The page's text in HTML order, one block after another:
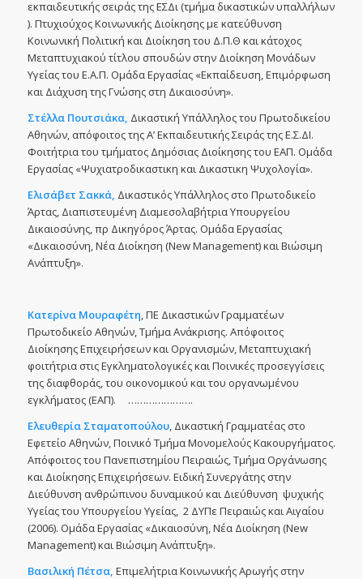
εκπαιδευτικής σειράς της ΕΣΔι (τμήμα δικαστικών υπαλλήλων
). Πτυχιούχος Κοινωνικής Διοίκησης με κατεύθυνση
Κοινωνική Πολιτική και Διοίκηση του Δ.Π.Θ και κάτοχος
Μεταπτυχιακού τίτλου σπουδών στην Διοίκηση Μονάδων
Υγείας του Ε.Α.Π. Ομάδα Εργασίας «Εκπαίδευση, Επιμόρφωση
και Διάχυση της Γνώσης στη Δικαιοσύνη».
Στέλλα Πουτσιάκα, Δικαστική Υπάλληλος του Πρωτοδικείου
Αθηνών, απόφοιτος της Α’ Εκπαιδευτικής Σειράς της Ε.Σ.ΔΙ.
Φοιτήτρια του τμήματος Δημόσιας Διοίκησης του ΕΑΠ. Ομάδα
Εργασίας «Ψυχιατροδικαστικη και Δικαστικη Ψυχολογία».
Ελισάβετ Σακκά, Δικαστικός Υπάλληλος στο Πρωτοδικείο
Άρτας, Διαπιστευμένη Διαμεσολαβήτρια Υπουργείου
Δικαιοσύνης, πρ Δικηγόρος Άρτας. Ομάδα Εργασίας
«Δικαιοσύνη, Νέα Διοίκηση (New Management) και Βιώσιμη
Ανάπτυξη».
Κατερίνα Μουραφέτη , ΠΕ Δικαστικών Γραμματέων
Πρωτοδικείο Αθηνών, Τμήμα Ανάκρισης. Απόφοιτος
Διοίκησης Επιχειρήσεων και Οργανισμών, Μεταπτυχιακή
φοιτήτρια στις Εγκληματολογικές και Ποινικές προσεγγίσεις
της διαφθοράς, του οικονομικού και του οργανωμένου
εγκλήματος (ΕΑΠ). ………………….
Ελευθερία Σταματοπούλου, Δικαστική Γραμματέας στο
Εφετείο Αθηνών, Ποινικό Τμήμα Μονομελούς Κακουργήματος.
Απόφοιτος του Πανεπιστημίου Πειραιώς, Τμήμα Οργάνωσης
και Διοίκησης Επιχειρήσεων. Ειδική Συνεργάτης στην
Διεύθυνση ανθρώπινου δυναμικού και Διεύθυνση ψυχικής
Υγείας του Υπουργείου Υγείας, 2 ΔΥΠε Πειραιώς και Αιγαίου
(2006). Ομάδα Εργασίας «Δικαιοσύνη, Νέα Διοίκηση (New
Management) και Βιώσιμη Ανάπτυξη».
Βασιλική Πέτσα, Επιμελήτρια Κοινωνικής Αρωγής στην